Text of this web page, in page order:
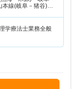
本線(岐阜－猪谷)
学療法士業務全般